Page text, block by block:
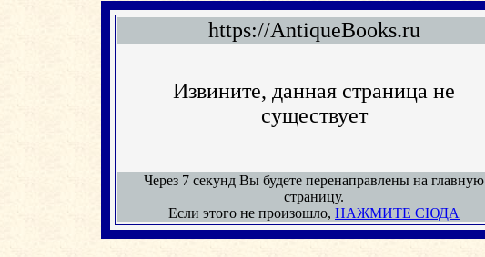
https://AntiqueBooks.ru
Извините, данная страница не
существует
Через 7 секунд Вы будете перенаправлены на главную
страницу.
Если этого не произошло, НАЖМИТЕ СЮДА